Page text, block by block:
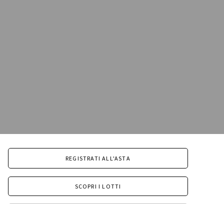
REGISTRATI ALL'ASTA
SCOPRI I LOTTI